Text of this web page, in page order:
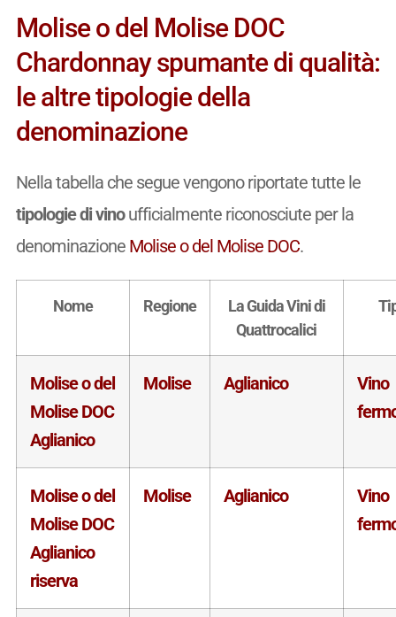
Molise o del Molise DOC
Chardonnay spumante di qualità:
le altre tipologie della
denominazione
Nella tabella che segue vengono riportate tutte le
tipologie di vinoufficialmente riconosciute per la
denominazione Molise o del Molise DOC.
Nome Regione
La Guida Vini di
Quattrocalici
Molise o del
Molise DOC
Aglianico
Molise Aglianico
Vino
Molise o del
Molise DOC
Aglianico
riserva
Molise Aglianico
Vino